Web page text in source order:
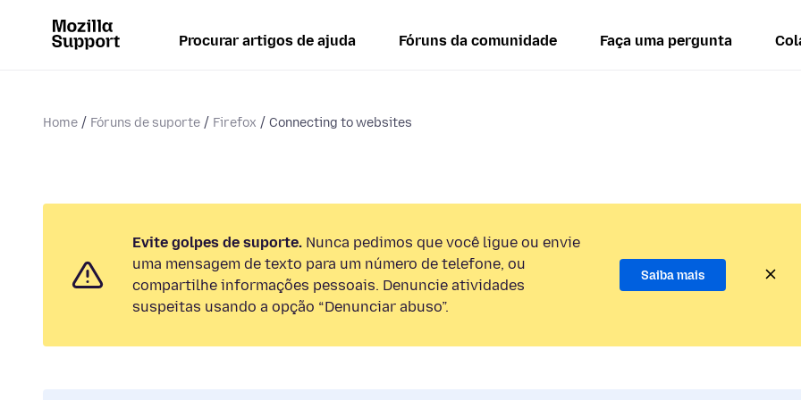
Procurar artigos de ajuda Fóruns da comunidade Faça uma pergunta
Home Fóruns de suporte Firefox Connecting to websites
Evite golpes de suporte. Nunca pedimos que você ligue ou envie
uma mensagem de texto para um número de telefone, ou
compartilhe informações pessoais. Denuncie atividades
suspeitas usando a opção “Denunciar abuso”.
Saiba mais